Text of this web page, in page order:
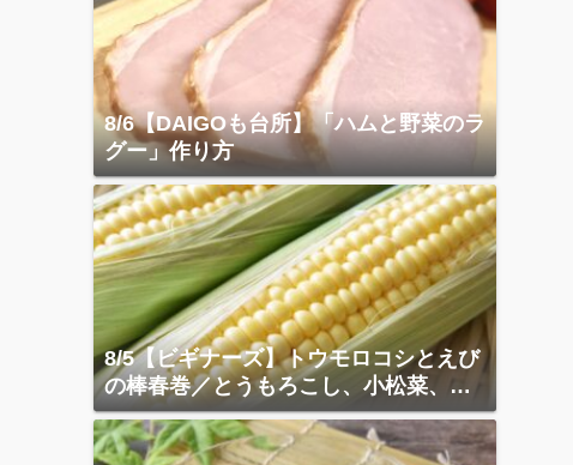
8/6【DAIGOも台所】「ハムと野菜のラ
グー」作り方
8/5【ビギナーズ】トウモロコシとえび
の棒春巻／とうもろこし、小松菜、ベ
ーコン炒め